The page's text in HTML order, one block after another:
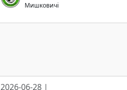
Мишковичі
2026-06-28 |